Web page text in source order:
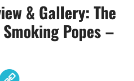
& Gallery: The
Popes –